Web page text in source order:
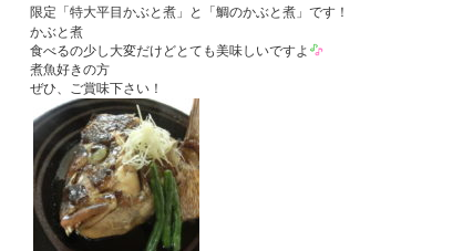
限定「特大平目かぶと煮」と「鯛のかぶと煮」です！
かぶと煮
食べるの少し大変だけどとても美味しいですよ
煮魚好きの方
ぜひ、ご賞味下さい！